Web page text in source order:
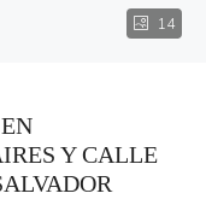
14
Y CALLE